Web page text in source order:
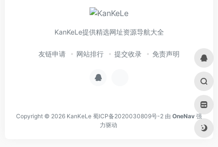
KanKeLe提供精选网址资源导航大全
友链申请 网站排行 提交收录 免责声明
Copyright © 2026 KanKeLe 蜀ICP备2020030809号-2 由 OneNav 强
力驱动